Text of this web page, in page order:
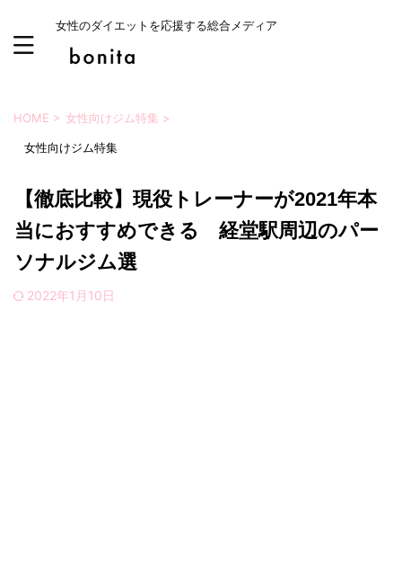
女性のダイエットを応援する総合メディア
HOME > 女性向けジム特集 >
女性向けジム特集
【徹底比較】現役トレーナーが2021年本
当におすすめできる 経堂駅周辺のパー
ソナルジム選
2022年1月10日